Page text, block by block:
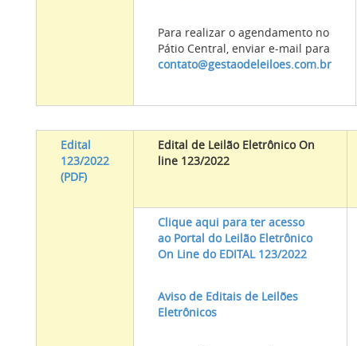
Para realizar o agendamento no
Pátio Central, enviar e-mail para
contato@gestaodeleiloes.com.br
Edital
123/2022
(PDF)
Edital de Leilão Eletrônico On
line 123/2022
Clique aqui para ter acesso
ao Portal do Leilão Eletrônico
On Line do EDITAL 123/2022
Aviso de Editais de Leilões
Eletrônicos